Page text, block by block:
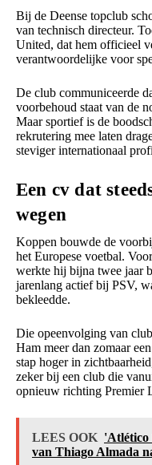
Bij de Deense topclub
van technisch directeur.
United, dat hem officieel
verantwoordelijke voor
De club communiceerde
voorbehoud staat van de
Maar sportief is de
rekrutering mee laten
steviger internationaal
Een cv dat
wegen
Koppen bouwde de
het Europese voetbal.
werkte hij bijna twee jaar
jarenlang actief bij PSV,
bekleedde.
Die opeenvolging van
Ham meer dan zomaar
stap hoger in
zeker bij een club die
opnieuw richting Premier
LEES OOK
van Thiago Almada